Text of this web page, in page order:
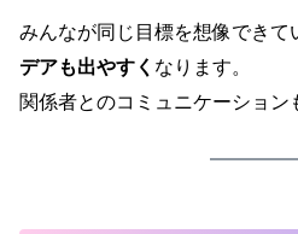
みんなが同じ目標を想像できて
デアも出やすく なります。
関係者とのコミュニケーション